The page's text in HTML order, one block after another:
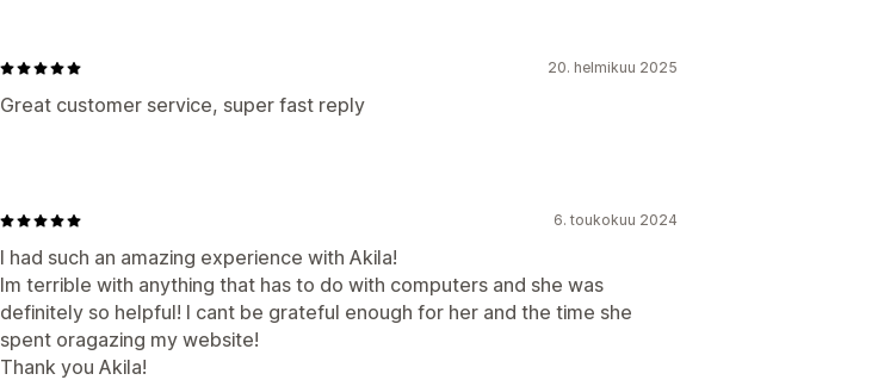
20. helmikuu 2025
Great customer service, super fast reply
6. toukokuu 2024
I had such an amazing experience with Akila!
Im terrible with anything that has to do with computers and she was
definitely so helpful! I cant be grateful enough for her and the time she
spent oragazing my website!
Thank you Akila!